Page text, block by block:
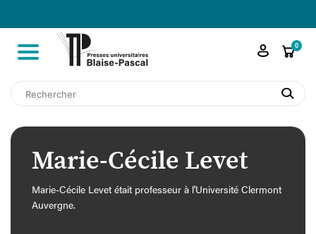
shopping_cart0

search
Marie-Cécile Levet
Marie-Cécile Levet était professeur à l'Université Clermont
Auvergne.